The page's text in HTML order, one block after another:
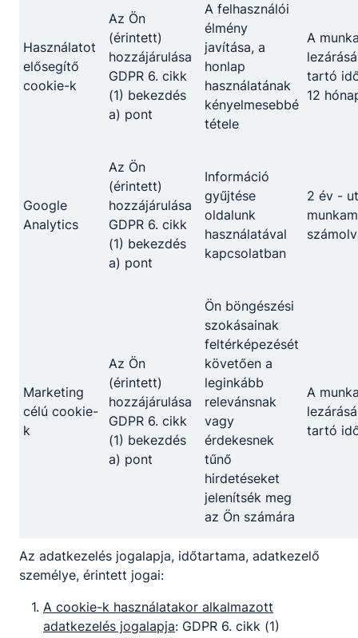
ﬁgyelembevételével előkészíti a
felszolgáláshoz szükséges eszközöket,
elkészíti az italokat, majd szakszerűen
kiviszi az ételeket, italokat a vendégek
asztalához;
barista, bartender, sommelier
vendégek étkezése során kommunikál,
tájékozódik elégedettségükről;
megszervezi a saját és beosztott
munkatársai munkáját, ellenőrzi azt;
kiállítja a számlát, kezeli a pénztárgépet,
éttermi szoftvert.
Partnereink
Használatot
elősegítő
cookie-k
Az Ön
(érintett)
hozzájárulása
GDPR 6. cikk
(1) bekezdés
a) pont
A felhasználói
élmény
javítása, a
honlap
használatának
kényelmesebbé
tétele
A
tartó
12
Google
Analytics
Az Ön
(érintett)
hozzájárulása
GDPR 6. cikk
(1) bekezdés
a) pont
Információ
gyűjtése
oldalunk
használatával
kapcsolatban
2 év -
Marketing
célú cookie-
k
Az Ön
(érintett)
hozzájárulása
GDPR 6. cikk
(1) bekezdés
a) pont
Ön böngészési
szokásainak
feltérképezését
követően a
leginkább
relevánsnak
vagy
érdekesnek
tűnő
hirdetéseket
jelenítsék meg
az Ön számára
A
tartó
Az adatkezelés jogalapja, időtartama, adatkezelő
személye, érintett jogai:
A cookie-k használatakor alkalmazott
adatkezelés jogalapja: GDPR 6. cikk (1)